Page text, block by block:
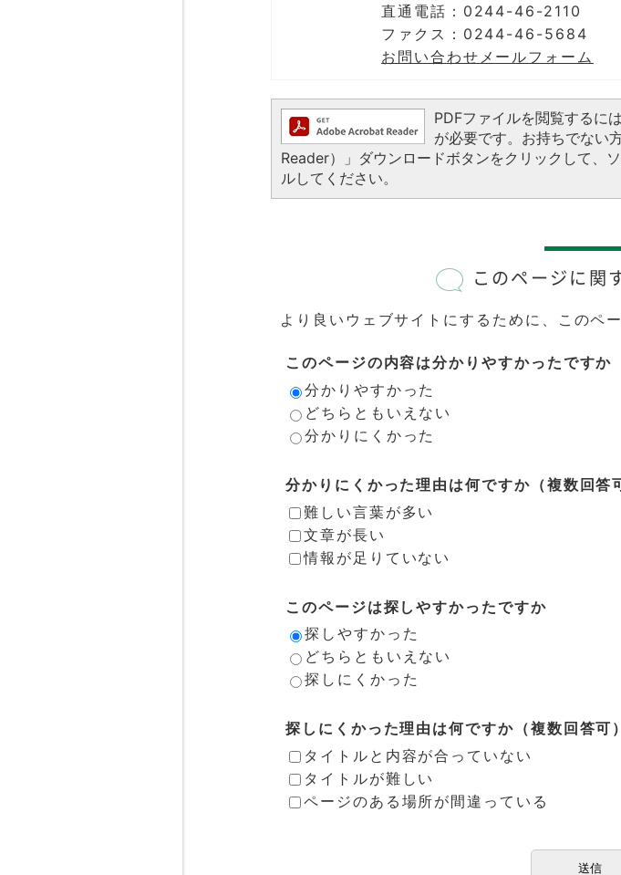
直通電話：0244-46-2110
ファクス：0244-46-5684
お問い合わせメールフォーム
PDFファイルを閲覧するに
が必要です。お持ちでない
Reader）」ダウンロードボタンをクリックして、
ルしてください。
このページに関
より良いウェブサイトにするために、このペ
このページの内容は分かりやすかったですか
分かりやすかった
どちらともいえない
分かりにくかった
分かりにくかった理由は何ですか（複数回答
難しい言葉が多い
文章が長い
情報が足りていない
このページは探しやすかったですか
探しやすかった
どちらともいえない
探しにくかった
探しにくかった理由は何ですか（複数回答可）
タイトルと内容が合っていない
タイトルが難しい
ページのある場所が間違っている